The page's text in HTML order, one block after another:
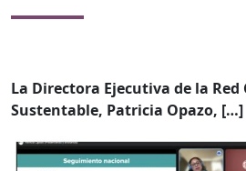
La Directora Ejecutiva de la Red
Sustentable, Patricia Opazo, […]